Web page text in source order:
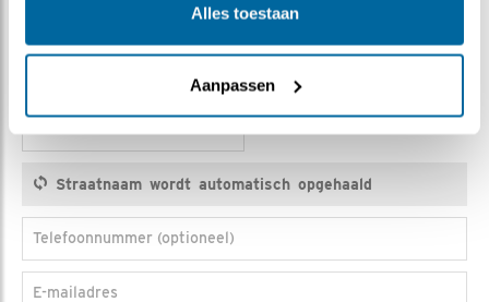
Alles toestaan
Aanpassen
Telefoonnummer (optioneel)
E-mailadres